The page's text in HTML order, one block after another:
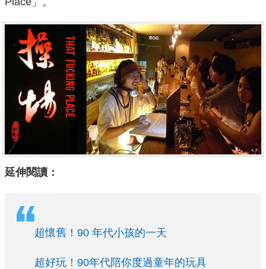
延伸閱讀：
超懷舊！90 年代小孩的一天
超好玩！90年代陪你度過童年的玩具